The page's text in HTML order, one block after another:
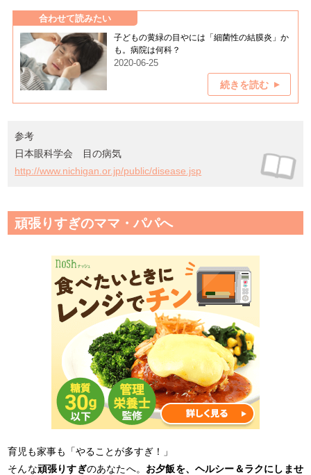
合わせて読みたい
子どもの黄緑の目やには「細菌性の結膜炎」か
も。病院は何科？
2020-06-25
続きを読む
参考
日本眼科学会 目の病気
http://www.nichigan.or.jp/public/disease.jsp
頑張りすぎのママ・パパへ
育児も家事も「やることが多すぎ！」
そんな頑張りすぎのあなたへ。 お夕飯を、ヘルシー＆ラクにしませ